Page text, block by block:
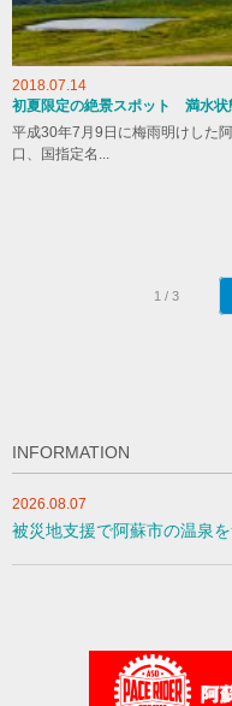
2018.07.14
初夏限定の絶景スポット 満水状
平成30年7月9日に梅雨明けした
口、国指定名...
1 / 3
INFORMATION
2026.08.07
被災地支援で阿蘇市の温泉